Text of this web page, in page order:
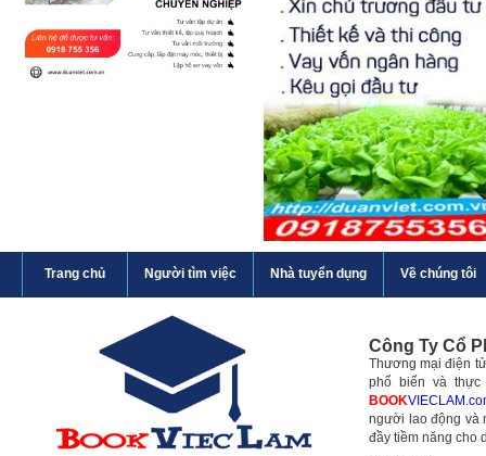
Trang chủ Người tìm việc Nhà tuyển dụng Về chúng tôi
Công Ty Cổ
Thương mại điện
phổ biến và
BOOK
người lao động và
đầy tiềm năng cho